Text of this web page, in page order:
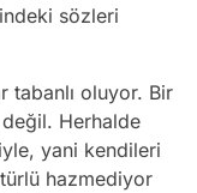
sözleri
tabanlı oluyor. Bir
Herhalde
yani kendileri
hazmediyor